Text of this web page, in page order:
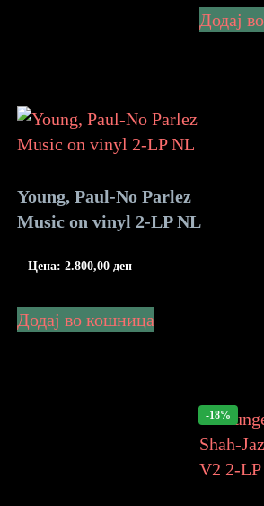
Додај
Young, Paul-No Parlez
Music on vinyl 2-LP NL
Цена: 2.800,00 ден
Додај во кошница
-18%